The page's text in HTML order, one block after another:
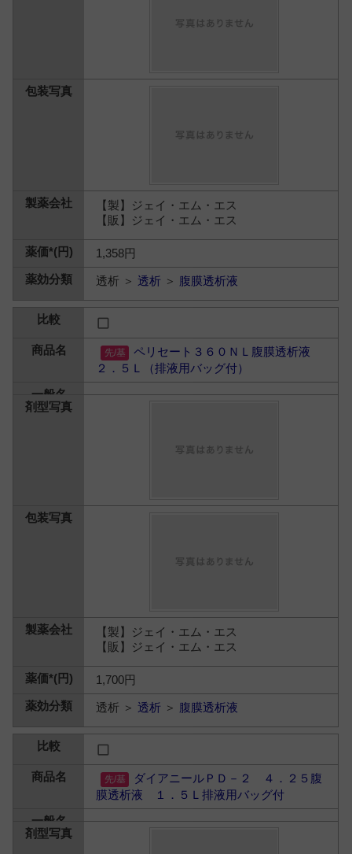
【製】ジェイ・エム・エス
【販】ジェイ・エム・エス
1,358円
透析 ＞透析 ＞ 腹膜透析液
ペリセート３６０ＮＬ腹膜透析液
２．５Ｌ（排液用バッグ付）
【製】ジェイ・エム・エス
【販】ジェイ・エム・エス
1,700円
透析 ＞透析 ＞ 腹膜透析液
ダイアニールＰＤ－２ ４．２５腹
膜透析液 １．５Ｌ排液用バッグ付